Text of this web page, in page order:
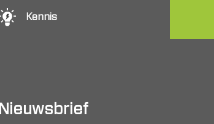
Kennis
Nieuwsbrief